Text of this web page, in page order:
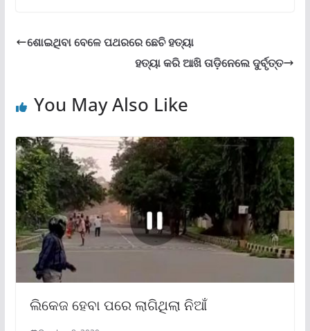
ଶୋଇଥିବା ବେଳେ ପଥରରେ ଛେଚି ହତ୍ୟା
ହତ୍ୟା କରି ଆଖି ତାଡ଼ିନେଲେ ଦୁର୍ବୃତ୍ତ
You May Also Like
ଲିକେଜ ହେବା ପରେ ଲାଗିଥିଲା ନିଆଁ